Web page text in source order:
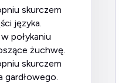
języka.
żuchwę.
gardłowego.